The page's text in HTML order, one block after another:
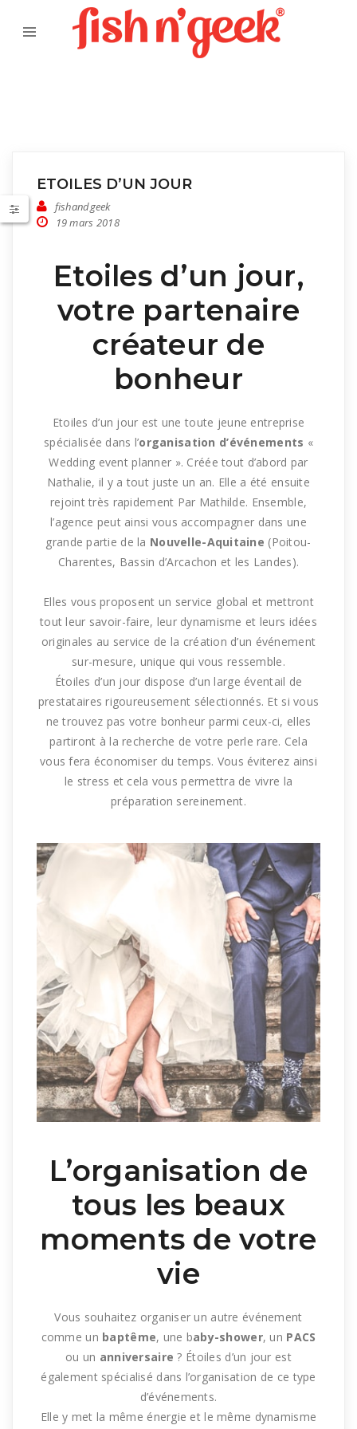
ETOILES D’UN JOUR
fishandgeek
19 mars 2018
Etoiles d’un jour,
votre partenaire
créateur de
bonheur
Etoiles d’un jour est une toute jeune entreprise
spécialisée dans l’organisation d’événements «
Wedding event planner ». Créée tout d’abord par
Nathalie, il y a tout juste un an. Elle a été ensuite
rejointtrès rapidement Par Mathilde. Ensemble,
l’agence peut ainsi vous accompagner dans une
grande partie de la Nouvelle-Aquitaine (Poitou-
Charentes, Bassin d’Arcachon et les Landes).
Elles vous proposent un service global et mettront
tout leur savoir-faire, leur dynamisme et leurs idées
originales au service de la création d’un événement
sur-mesure, unique qui vous ressemble.
Étoiles d’un jour dispose d’un large éventail de
prestataires rigoureusement sélectionnés. Et si vous
ne trouvez pas votre bonheur parmi ceux-ci, elles
partiront à la recherche de votre perle rare. Cela
vous fera économiser du temps. Vous éviterez ainsi
le stress et cela vous permettra de vivre la
préparation sereinement.
L’organisation de
tous les beaux
moments de votre
vie
Vous souhaitez organiser un autre événement
comme un baptême, une baby-shower, un PACS
ou un anniversaire ? Étoiles d’un jour est
également spécialisé dans l’organisation de ce type
d’événements.
Elle y met la même énergie et le même dynamisme